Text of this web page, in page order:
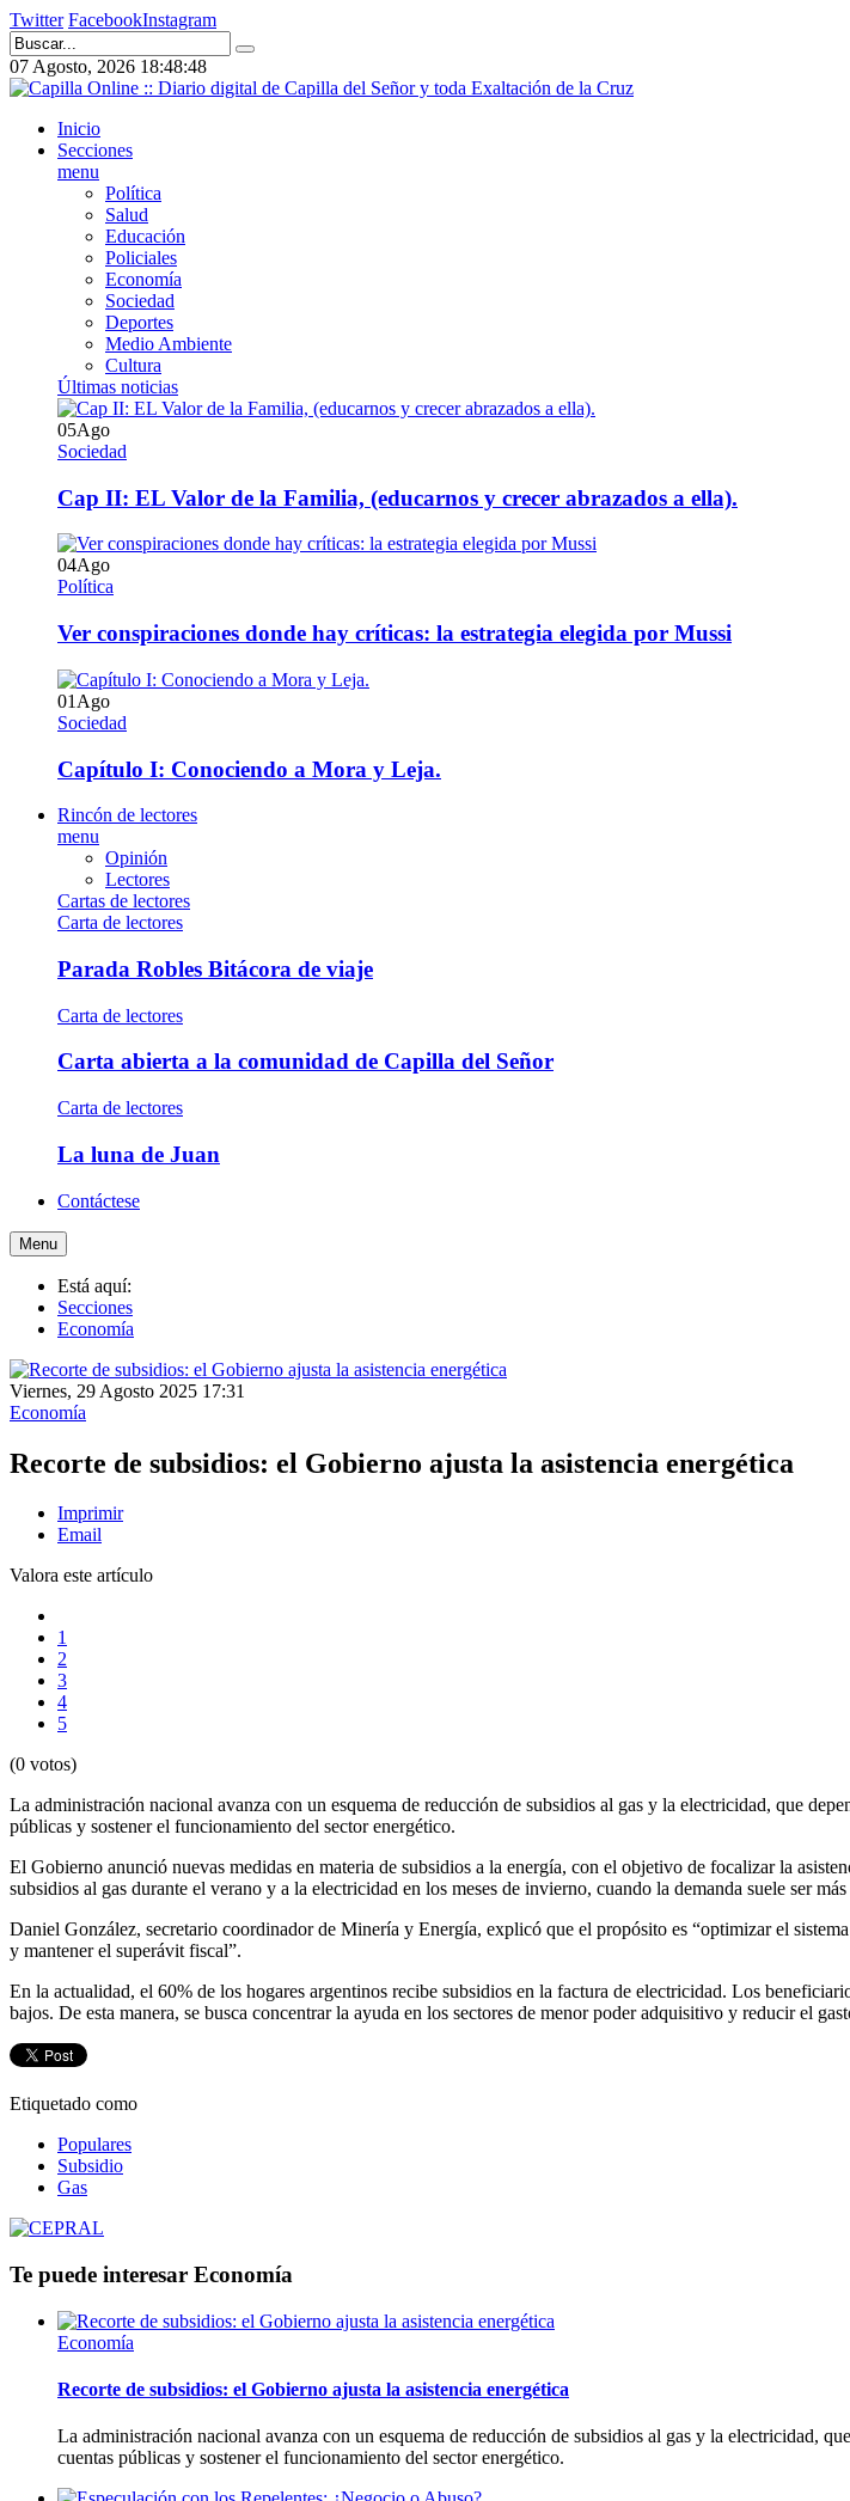
Twitter FacebookInstagram
07 Agosto, 2026 18:48:48
Inicio
Secciones
menu
Política
Salud
Educación
Policiales
Economía
Sociedad
Deportes
Medio Ambiente
Cultura
Últimas noticias
05Ago
Sociedad
Cap II: EL Valor de la Familia, (educarnos y crecer abrazados a ella).
04Ago
Política
Ver conspiraciones donde hay críticas: la estrategia elegida por Mussi
01 Ago
Sociedad
Capítulo I: Conociendo a Mora y Leja.
Rincón de lectores
menu
Opinión
Lectores
Cartas de lectores
Carta de lectores
Parada Robles Bitácora de viaje
Carta de lectores
Carta abierta a la comunidad de Capilla del Señor
Carta de lectores
La luna de Juan
Contáctese
Menu
Está aquí:
Secciones
Economía
Viernes, 29 Agosto 2025 17:31
Economía
Recorte de subsidios: el Gobierno ajusta la asistencia energética
Imprimir
Email
Valora este artículo
1
2
3
4
5
(0 votos)
La administración nacional avanza con un esquema de reducción de subsidios al gas y la electricidad, que
públicas y sostener el funcionamiento del sector energético.
El Gobierno anunció nuevas medidas en materia de subsidios a la energía, con el objetivo de focalizar la
subsidios al gas durante el verano y a la electricidad en los meses de invierno, cuando la demanda suele ser más
Daniel González, secretario coordinador de Minería y Energía, explicó que el propósito es “optimizar el
y mantener el superávit fiscal”.
En la actualidad, el 60% de los hogares argentinos recibe subsidios en la factura de electricidad. Los
bajos. De esta manera, se busca concentrar la ayuda en los sectores de menor poder adquisitivo y reducir el
Etiquetado como
Populares
Subsidio
Gas
Te puede interesar Economía
Economía
Recorte de subsidios: el Gobierno ajusta la asistencia energética
La administración nacional avanza con un esquema de reducción de subsidios al gas y la electricidad,
cuentas públicas y sostener el funcionamiento del sector energético.